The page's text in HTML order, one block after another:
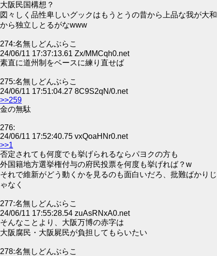
大阪民国構想？
図々しく品性卑しいグックはもうとうの昔から上品な我が大和
から独立しとるがなwww
274:名無しどんぶらこ
24/06/11 17:37:13.61 Zx/MMCqh0.net
素直に道州制をベースに練り直せば
275:名無しどんぶらこ
24/06/11 17:51:04.27 8C9S2qN/0.net
>>259
金の無駄
276:
24/06/11 17:52:40.75 vxQoaHNr0.net
>>1
否定されても何度でも挙げられるならパヨクの方も
外国籍地方選挙権付与の府民投票を何度も挙げれば？w
それで維新がどう動くかを見るのも面白いだろ、批難ばかりじ
ゃなく
277:名無しどんぶらこ
24/06/11 17:55:28.54 zuAsRNxA0.net
そんなことより、大阪万博の赤字は
大阪腐民・大阪屍民が負担してもらいたい
278:名無しどんぶらこ